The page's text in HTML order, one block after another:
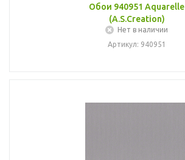
Обои 940951 Aquarelle
(A.S.Creation)
Нет в наличии
Артикул: 940951